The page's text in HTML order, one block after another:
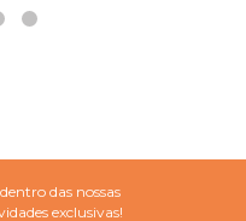
das nossas
exclusivas!